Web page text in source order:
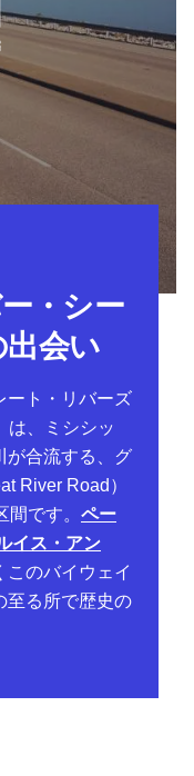
・シー
会い
ート・リバーズ
は、ミシシッ
が合流する、グ
River Road）
です。 ペー
イス・アン
このバイウェイ
至る所で歴史の